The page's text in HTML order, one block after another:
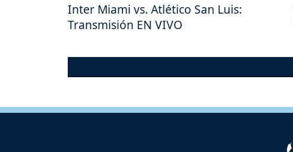
Inter Miami vs. Atlético San Luis:
Transmisión EN VIVO